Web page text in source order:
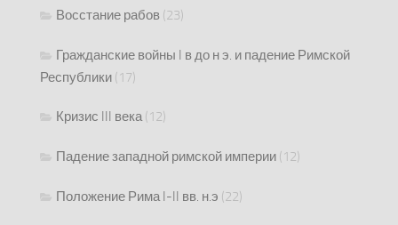
Восстание рабов (23)
Гражданские войны I в до н э. и падение Римской
Республики (17)
Кризис III века(12)
Падение западной римской империи (12)
Положение Рима I-II вв. н.э (22)